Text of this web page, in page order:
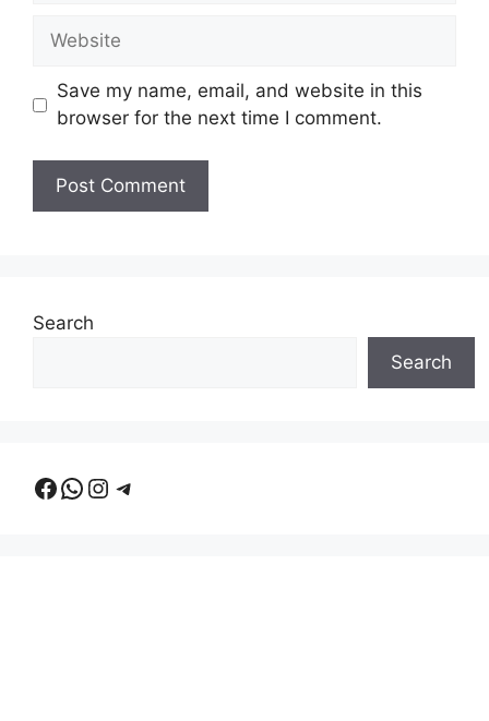
Website
Save my name, email, and website in this
browser for the next time I comment.
Search
Search
Facebook
WhatsApp
Instagram
Telegram